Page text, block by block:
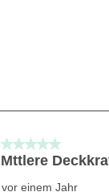
5 von 5 Sternen.
Mttlere
vor einem Jahr